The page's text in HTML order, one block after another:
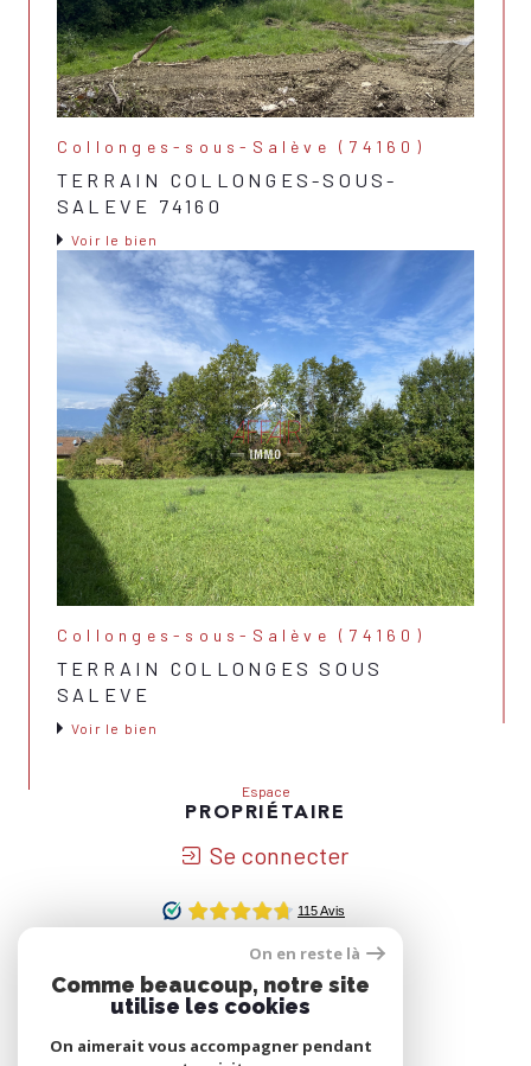
Collonges-sous-Salève (74160)
TERRAIN COLLONGES-SOUS-
SALEVE 74160
Voir le bien
Collonges-sous-Salève (74160)
TERRAIN COLLONGES SOUS
SALEVE
Voir le bien
Espace
PROPRIÉTAIRE
Se connecter
ADHÉRONS
On en reste là
Comme beaucoup, notre site
utilise les cookies
On aimerait vous accompagner pendant